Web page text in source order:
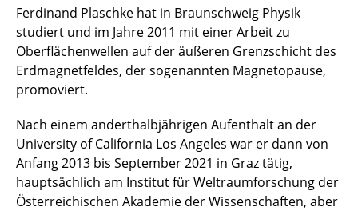
Ferdinand Plaschke hat in Braunschweig Physik
studiert und im Jahre 2011 mit einer Arbeit zu
Oberflächenwellen auf der äußeren Grenzschicht des
Erdmagnetfeldes, der sogenannten Magnetopause,
promoviert.
Nach einem anderthalbjährigen Aufenthalt an der
University of California Los Angeles war er dann von
Anfang 2013 bis September 2021 in Graz tätig,
hauptsächlich am Institut für Weltraumforschung der
Österreichischen Akademie der Wissenschaften, aber